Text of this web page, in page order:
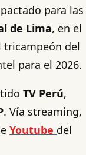
para las
de Lima, en el
tricampeón del
para el 2026.
TV Perú,
. Vía streaming,
Youtube del